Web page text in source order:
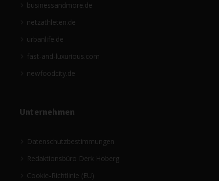
businessandmore.de
netzathleten.de
urbanlife.de
fast-and-luxurious.com
newfoodcity.de
Unternehmen
Datenschutzbestimmungen
Redaktionsbüro Derk Hoberg
Cookie-Richtlinie (EU)